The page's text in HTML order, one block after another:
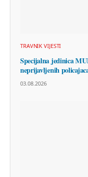
TRAVNIK VIJESTI
Specijalna jedinica
neprijavljenih
03.08.2026